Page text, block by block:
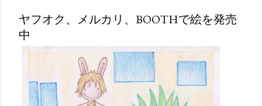
ヤフオク、メルカリ、BOOTHで絵を発売
中